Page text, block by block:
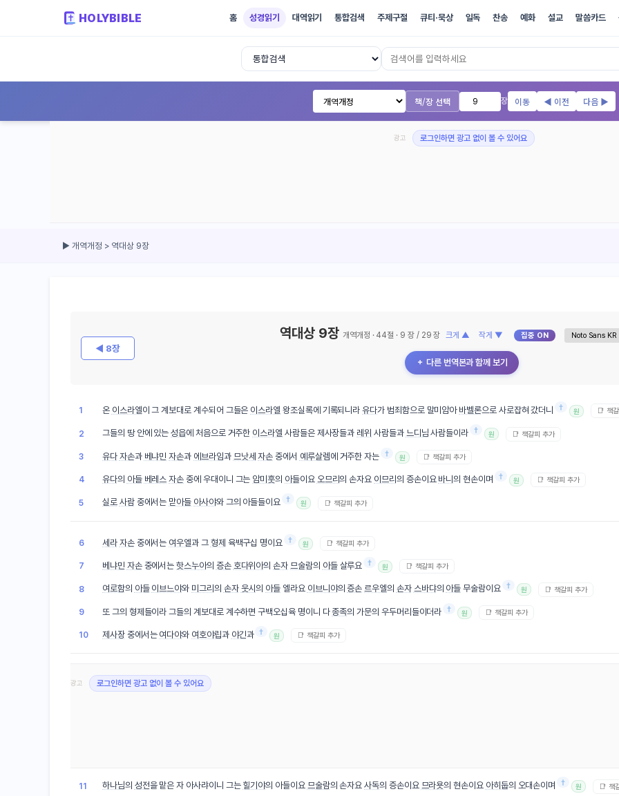
HOLYBIBLE 홈 성경읽기 대역읽기 통합검색 주제구절 큐티·묵상 일독 찬송 예화 설교 말씀카드
성경읽기 - 개역개정 개역한글 NIV KJV 17개 번역본 온라인 성경
책/장 선택 장 이동 ◀ 이전 다음 ▶
광고 로그인하면 광고 없이 볼 수 있어요
▶ 개역개정 > 역대상 9장
◀ 8장
역대상 9장 개역개정 · 44절 · 9 장 / 29 장 크게 ▲ 작게 ▼ 집중 ON
＋ 다른 번역본과 함께 보기
1 온 이스라엘이 그 계보대로 계수되어 그들은 이스라엘 왕조실록에 기록되니라유다가 범죄함으로 말미암아 바벨론으로 사로잡혀 갔더니 † 원 📑 책
2 그들의 땅 안에 있는성읍에 처음으로 거주한 이스라엘 사람들은 제사장들과 레위 사람들과 느디님 사람들이라 † 원 📑 책갈피 추가
3 유다 자손과 베냐민 자손과 에브라임과 므낫세 자손 중에서 예루살렘에 거주한 자는 † 원 📑 책갈피 추가
4 유다의 아들 베레스 자손 중에 우대이니 그는 암미훗의 아들이요 오므리의 손자요 이므리 의 증손이요 바니의 현손이며 † 원 📑 책갈피 추가
5 실로 사람중에서는 맏아들 아사야와 그의 아들들이요 † 원 📑 책갈피 추가
6 세라 자손중에서는 여우엘과 그 형제 육백구십 명이요 † 원 📑 책갈피 추가
7 베냐민 자손중에서는핫스누아의 증손 호다위아의손자 므술람의 아들살루요 † 원 📑 책갈피 추가
8 여로함의 아들 이브느야와 미그리 의 손자 웃시의 아들 엘라요 이브니야의증손 르우엘의 손자 스바댜의 아들 무술람이요 † 원 📑 책갈피 추가
9 또 그의 형제들이라 그들의 계보대로 계수하면 구백오십육 명이니 다종족의 가문의 우두머리들이더라 † 원 📑 책갈피 추가
10 제사장중에서는 여다야와 여호야립과 야긴과 † 원 📑 책갈피 추가
광고 로그인하면 광고 없이 볼 수 있어요
11 하나님의 성전을 맡은 자 아사랴이니 그는 힐기야의 아들이요 므술람의 손자요사독의 증손이요 므라욧의 현손이요 아히둡의 오대손이며 † 원 📑 책